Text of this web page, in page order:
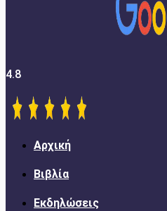
4.8
Αρχική
Βιβλία
Εκδηλώσεις